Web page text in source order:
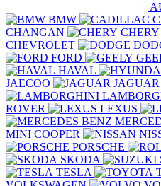
BMW
CHANGAN
CHERY
CHEVROLET
FORD
HAVAL
JAECOO
JAGUAR
ROVER
LEXUS
MINI COOPER
PORSCHE
SKODA
TESLA